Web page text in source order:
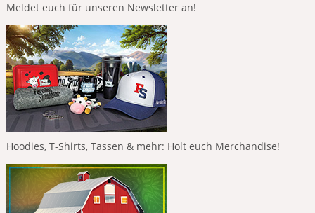
Meldet euch für unseren Newsletter an!
Hoodies, T-Shirts, Tassen & mehr: Holt euch Merchandise!